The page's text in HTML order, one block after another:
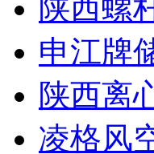
陕西螺
申江牌
陕西离
凌格风